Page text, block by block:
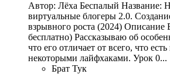
Автор: Лёха Беспалый Название:
виртуальные блогеры 2.0.
взрывного роста (2024) Описание
бесплатно) Рассказываю об
что его отличает от всего, что
некоторыми лайфхаками. Урок 0...
Брат Тук